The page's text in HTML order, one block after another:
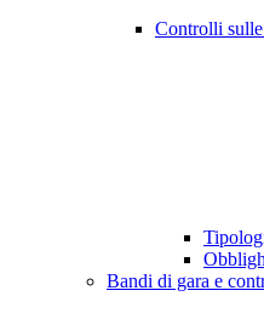
Controlli
Bandi di gara e